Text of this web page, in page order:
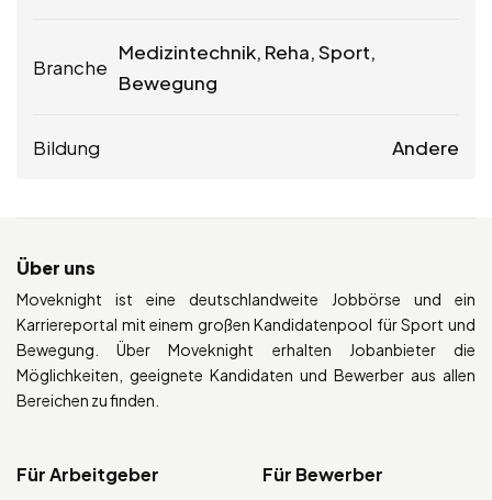
Branche
Medizintechnik, Reha, Sport,
Bewegung
Bildung Andere
Über uns
Moveknight ist eine deutschlandweite Jobbörse und ein
Karriereportal mit einem großen Kandidatenpool für Sport und
Bewegung. Über Moveknight erhalten Jobanbieter die
Möglichkeiten, geeignete Kandidaten und Bewerber aus allen
Bereichen zu finden.
Für Arbeitgeber Für Bewerber